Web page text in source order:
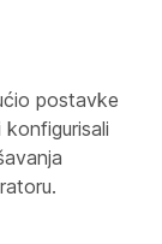
postavke